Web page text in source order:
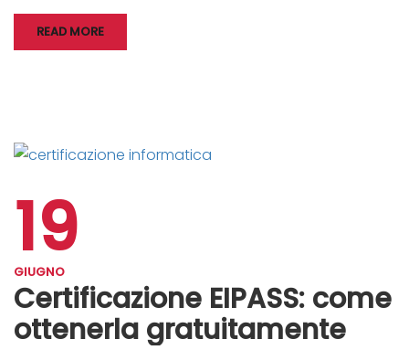
READ MORE
19
GIUGNO
Certificazione EIPASS: come
ottenerla gratuitamente